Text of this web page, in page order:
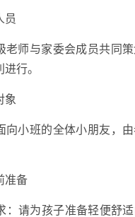
员
老师与家委会成员共同策
行。
象
向小班的全体小朋友，
准备
：请为孩子准备轻便舒